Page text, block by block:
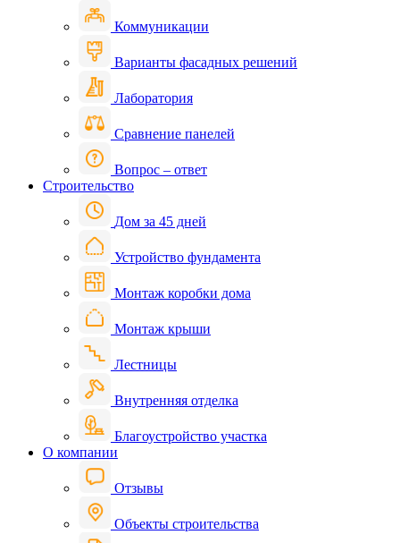
Коммуникации
Варианты фасадных решений
Лаборатория
Сравнение панелей
Вопрос – ответ
Строительство
Дом за 45 дней
Устройство фундамента
Монтаж коробки дома
Монтаж крыши
Лестницы
Внутренняя отделка
Благоустройство участка
О компании
Отзывы
Объекты строительства